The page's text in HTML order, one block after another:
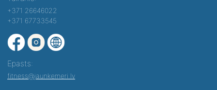
+371 26646022
+371 67733545
Epasts:
fitness@jaunkemeri.lv